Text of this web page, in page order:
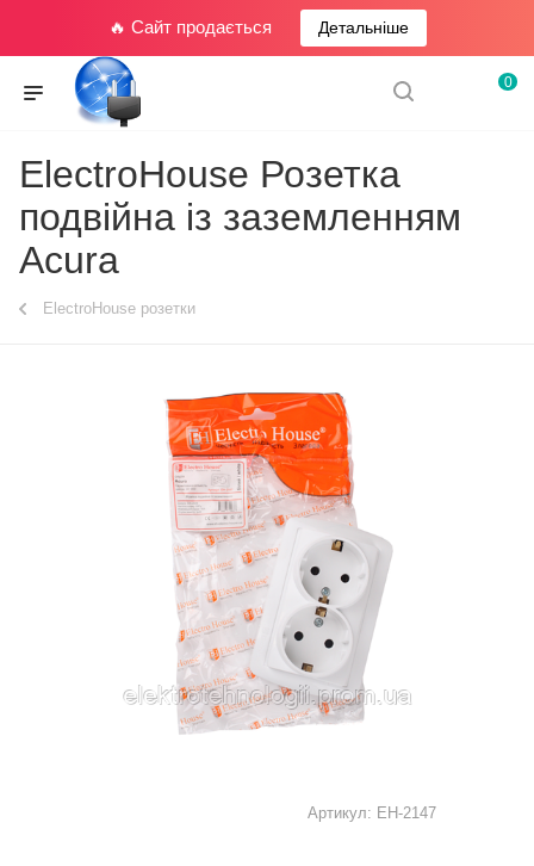
🔥 Сайт продається Детальніше
0
ElectroHouse Розетка
подвійна із заземленням
Acura
ElectroHouse розетки
Артикул: EH-2147